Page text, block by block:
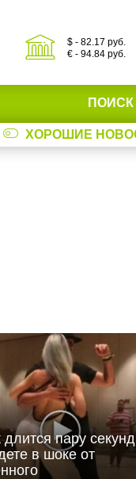
$ - 82.17 руб.
€ - 94.84 руб.
ПОИСК
ХОРОШИЕ
длится пару
в шоке от